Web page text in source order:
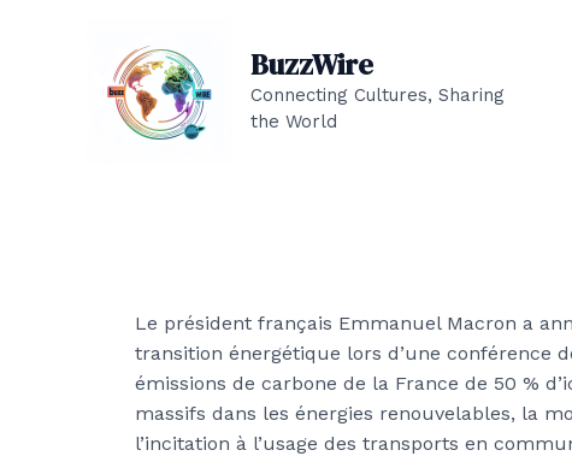
BuzzWire
Connecting Cultures, Sharing
the World
Le président français Emmanuel Macron a
transition énergétique lors d’une conférence
émissions de carbone de la France de 50 %
massifs dans les énergies renouvelables, la
l’incitation à l’usage des transports en